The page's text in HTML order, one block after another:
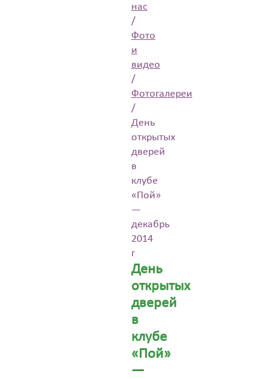
нас
/
Фото
и
видео
/
Фотогалереи
/
День
открытых
дверей
в
клубе
«Пой»
—
декабрь
2014
г
День
открытых
дверей
в
клубе
«Пой»
—